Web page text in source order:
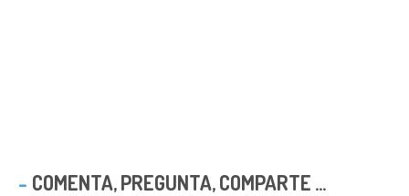
COMENTA, PREGUNTA, COMPARTE ...